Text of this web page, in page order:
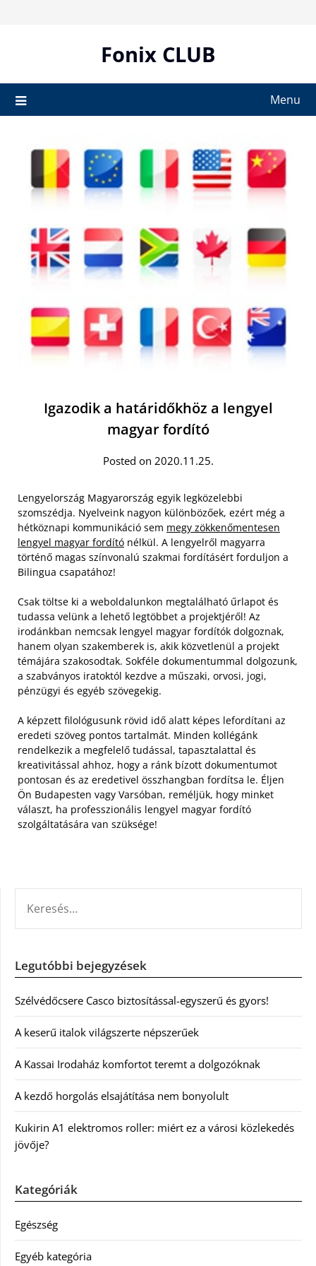
Fonix CLUB
Menu
Igazodik a határidőkhöz a lengyel
magyar fordító
Posted on 2020.11.25.
Lengyelország Magyarország egyik legközelebbi
szomszédja. Nyelveink nagyon különbözőek, ezért még a
hétköznapi kommunikáció sem megy zökkenőmentesen
lengyel magyar fordító nélkül. A lengyelről magyarra
történő magas színvonalú szakmai fordításért forduljon a
Bilingua csapatához!
Csak töltse ki a weboldalunkon megtalálható űrlapot és
tudassa velünk a lehető legtöbbet a projektjéről! Az
irodánkban nemcsak lengyel magyar fordítók dolgoznak,
hanem olyan szakemberek is, akik közvetlenül a projekt
témájára szakosodtak. Sokféle dokumentummal dolgozunk,
a szabványos iratoktól kezdve a műszaki, orvosi, jogi,
pénzügyi és egyéb szövegekig.
A képzett filológusunk rövid idő alatt képes lefordítani az
eredeti szöveg pontos tartalmát. Minden kollégánk
rendelkezik a megfelelő tudással, tapasztalattal és
kreativitással ahhoz, hogy a ránk bízott dokumentumot
pontosan és az eredetivel összhangban fordítsa le. Éljen
Ön Budapesten vagy Varsóban, reméljük, hogy minket
választ, ha professzionális lengyel magyar fordító
szolgáltatására van szüksége!
Legutóbbi bejegyzések
Szélvédőcsere Casco biztosítással-egyszerű és gyors!
A keserű italok világszerte népszerűek
A Kassai Irodaház komfortot teremt a dolgozóknak
A kezdő horgolás elsajátítása nem bonyolult
Kukirin A1 elektromos roller: miért ez a városi közlekedés
jövője?
Kategóriák
Egészség
Egyéb kategória